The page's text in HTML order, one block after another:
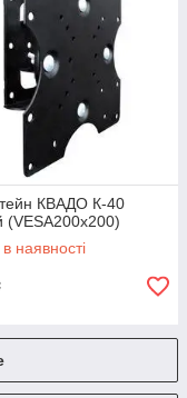
КВАДО К-40
(VESA200х200)
наявності